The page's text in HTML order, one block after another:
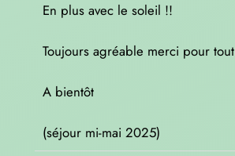
En plus avec le soleil !!
Toujours agréable merci pour tout
A bientôt
(séjour mi-mai 2025)